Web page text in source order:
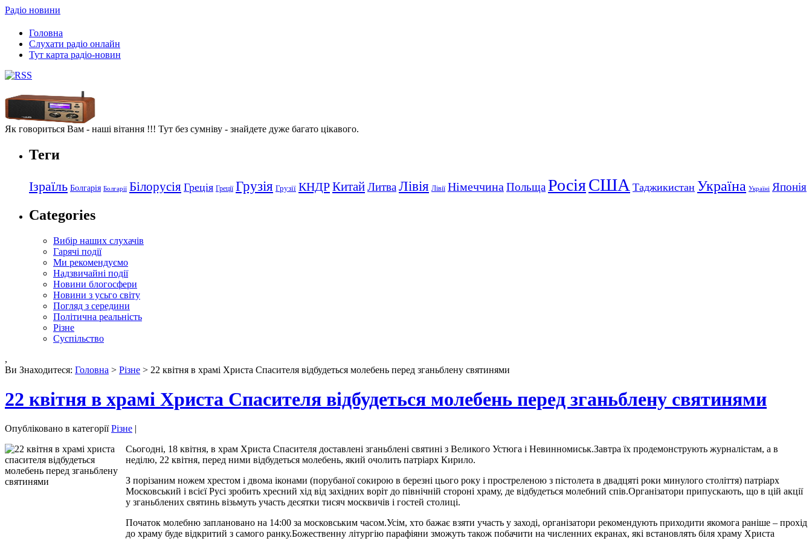
Радіо новини
Головна
Слухати радіо онлайн
Тут карта радіо-новин
Як говориться Вам - наші вітання !!! Тут без сумніву - знайдете дуже багато цікавого.
Теги
Ізраїль Болгарія Болгарії Білорусія Греція Греції Грузія Грузії КНДРКитайЛитваЛівія Лівії Німеччина ПольщаРосіяСША Таджикистан Україна Україні Японія
Categories
Вибір наших слухачів
Гарячі події
Ми рекомендуємо
Надзвичайні події
Новини блогосфери
Новини з усьго світу
Погляд з середини
Політична реальність
Різне
Суспільство
,
Ви Знаходитеся: Головна > Різне > 22 квітня в храмі Христа Спасителя відбудеться молебень перед зганьблену святинями
22 квітня в храмі Христа Спасителя відбудеться молебень перед зганьблену святинями
Опубліковано в категоріїРізне |
Сьогодні, 18 квітня, в храм Христа Спасителя доставлені зганьблені святині з Великого Устюга і Невинномиськ.Завтра їх продемонструють журналістам, а в
неділю, 22 квітня, перед ними відбудеться молебень, який очолить патріарх Кирило.
З порізаним ножем хрестом і двома іконами (порубаної сокирою в березні цього року і простреленою з пістолета в двадцяті роки минулого століття) патріарх
Московський і всієї Русі зробить хресний хід від західних воріт до північній стороні храму, де відбудеться молебний спів.Організатори припускають, що в цій акції
у зганьблених святинь візьмуть участь десятки тисяч москвичів і гостей столиці.
Початок молебню заплановано на 14:00 за московським часом.Усім, хто бажає взяти участь у заході, організатори рекомендують приходити якомога раніше – прохід
до храму буде відкритий з самого ранку.Божественну літургію парафіяни зможуть також побачити на численних екранах, які встановлять біля храму Христа